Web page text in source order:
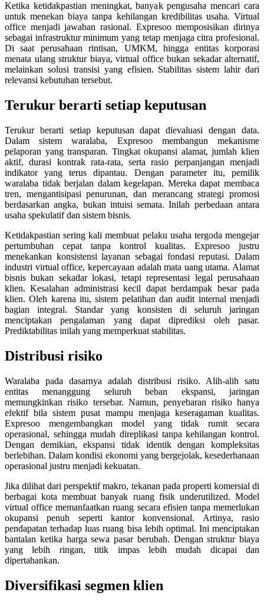
Ketika ketidakpastian meningkat, banyak pengusaha mencari cara
untuk menekan biaya tanpa kehilangan kredibilitas usaha. Virtual
office menjadi jawaban rasional. Expresoo memposisikan dirinya
sebagai infrastruktur minimum yang tetap menjaga citra profesional.
Di saat perusahaan rintisan, UMKM, hingga entitas korporasi
menata ulang struktur biaya, virtual office bukan sekadar alternatif,
melainkan solusi transisi yang efisien. Stabilitas sistem lahir dari
relevansi kebutuhan tersebut.
Terukur berarti setiap keputusan
Terukur berarti setiap keputusan dapat dievaluasi dengan data.
Dalam sistem waralaba, Expresoo membangun mekanisme
pelaporan yang transparan. Tingkat okupansi alamat, jumlah klien
aktif, durasi kontrak rata-rata, serta rasio perpanjangan menjadi
indikator yang terus dipantau. Dengan parameter itu, pemilik
waralaba tidak berjalan dalam kegelapan. Mereka dapat membaca
tren, mengantisipasi penurunan, dan merancang strategi promosi
berdasarkan angka, bukan intuisi semata. Inilah perbedaan antara
usaha spekulatif dan sistem bisnis.
Ketidakpastian sering kali membuat pelaku usaha tergoda mengejar
pertumbuhan cepat tanpa kontrol kualitas. Expresoo justru
menekankan konsistensi layanan sebagai fondasi reputasi. Dalam
industri virtual office, kepercayaan adalah mata uang utama. Alamat
bisnis bukan sekadar lokasi, tetapi representasi legal perusahaan
klien. Kesalahan administrasi kecil dapat berdampak besar pada
klien. Oleh karena itu, sistem pelatihan dan audit internal menjadi
bagian integral. Standar yang konsisten di seluruh jaringan
menciptakan pengalaman yang dapat diprediksi oleh pasar.
Prediktabilitas inilah yang memperkuat stabilitas.
Distribusi risiko
Waralaba pada dasarnya adalah distribusi risiko. Alih-alih satu
entitas menanggung seluruh beban ekspansi, jaringan
memungkinkan risiko tersebar. Namun, penyebaran risiko hanya
efektif bila sistem pusat mampu menjaga keseragaman kualitas.
Expresoo mengembangkan model yang tidak rumit secara
operasional, sehingga mudah direplikasi tanpa kehilangan kontrol.
Dengan demikian, ekspansi tidak identik dengan kompleksitas
berlebihan. Dalam kondisi ekonomi yang bergejolak, kesederhanaan
operasional justru menjadi kekuatan.
Jika dilihat dari perspektif makro, tekanan pada properti komersial di
berbagai kota membuat banyak ruang fisik underutilized. Model
virtual office memanfaatkan ruang secara efisien tanpa memerlukan
okupansi penuh seperti kantor konvensional. Artinya, rasio
pendapatan terhadap luas ruang bisa lebih optimal. Ini menciptakan
bantalan ketika harga sewa pasar berubah. Dengan struktur biaya
yang lebih ringan, titik impas lebih mudah dicapai dan
dipertahankan.
Diversifikasi segmen klien